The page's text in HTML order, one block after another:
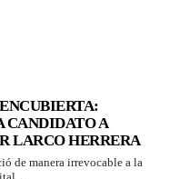
CANDIDATO A
LARCO HERRERA
de manera irrevocable a la